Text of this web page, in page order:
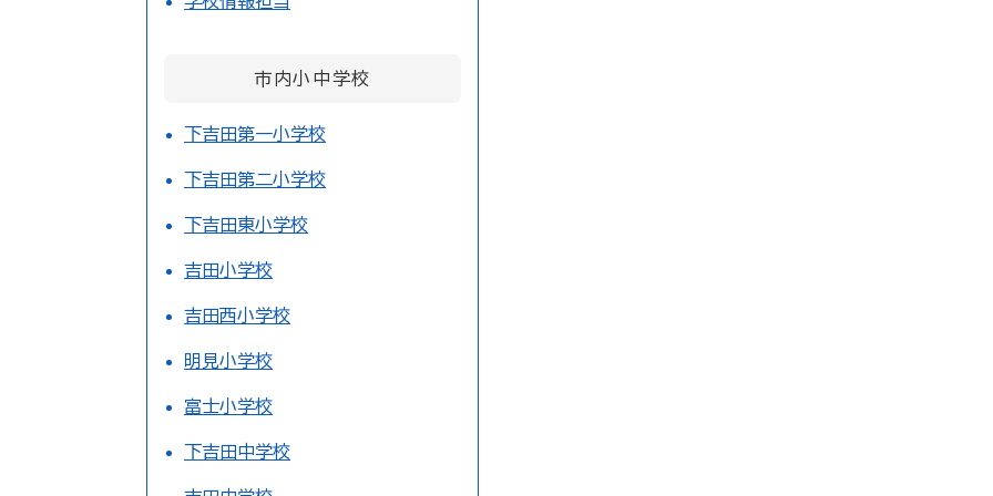
市内小中学校
下吉田第一小学校
下吉田第二小学校
下吉田東小学校
吉田小学校
吉田西小学校
明見小学校
富士小学校
下吉田中学校